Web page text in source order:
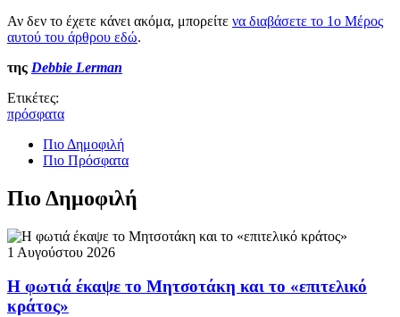
Αν δεν το έχετε κάνει ακόμα, μπορείτε να διαβάσετε το 1ο Μέρος
αυτού του άρθρου εδώ.
της Debbie Lerman
Ετικέτες:
πρόσφατα
Πιο Δημοφιλή
Πιο Πρόσφατα
Πιο Δημοφιλή
1 Αυγούστου 2026
Η φωτιά έκαψε το Μητσοτάκη και το «επιτελικό
κράτος»